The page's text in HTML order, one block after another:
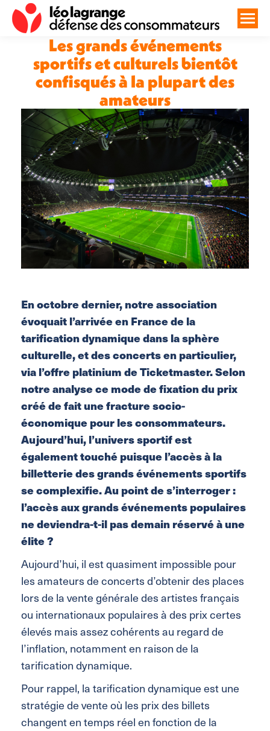
Les grands événements
sportifs et culturels bientôt
confisqués à la plupart des
amateurs
Vous êtes ici :
En octobre dernier, notre association
évoquait l’arrivée en France de la
tarification dynamique dans la sphère
culturelle, et des concerts en particulier,
via l’offre platinium de Ticketmaster. Selon
notre analyse ce mode de fixation du prix
créé de fait une fracture socio-
économique pour les consommateurs.
Aujourd’hui, l’univers sportif est
également touché puisque l’accès à la
billetterie des grands événements sportifs
se complexifie. Au point de s’interroger :
l’accès auxgrands événements populaires
ne deviendra-t-il pas demain réservé à une
élite ?
Aujourd’hui, il est quasiment impossible pour
les amateurs de concerts d’obtenir des places
lors de la vente générale des artistes français
ou internationaux populaires à des prix certes
élevés mais assez cohérents au regard de
l’inflation, notamment en raison de la
tarification dynamique.
Pour rappel, la tarification dynamique est une
stratégie de vente où les prix des billets
changent en temps réel en fonction de la